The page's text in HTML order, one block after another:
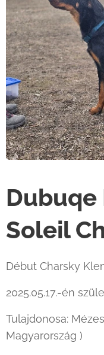
Dubuqe
Soleil
Début Charsky
2025.05.17.-én
Tulajdonosa:
Magyarország )